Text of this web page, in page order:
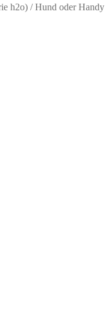
h2o) / Hund oder